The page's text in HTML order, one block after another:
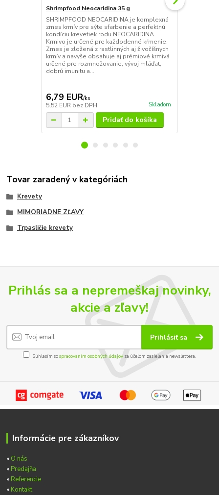
Shrimpfood Neocaridina 35 g
SHRIMPFOOD NEOCARIDINA je komplexná
zmes krmív pre sýte sfarbenie a perfektnú
kondíciu krevetiek rodu NEOCARIDINA.
Krmivo je určené pre každodenné kŕmenie.
Zmes je zložená z rastlinných aj živočíšnych
krmív a navyše obsahuje aj prémiové krmivá
určené pre rozmnožovanie, vývoj mláďat,
dobrú imunitu a...
6,79 EUR/ks
5,52 EUR bez DPH Skladom
Pridať do košíka
Zmes lístia
Tovar zaradený v kategóriách
Krevety
MIMORIADNE ZĽAVY
Trpasličie krevety
Prihlás sa a nepremeškaj novinky,
akcie a zľavy!
Prihlásiť sa
Súhlasím sospracovaním osobných údajov za účelom zasielania newslettera.
Informácie pre zákazníkov
» O nás
» Predajňa
» Referencie
» Kontakt